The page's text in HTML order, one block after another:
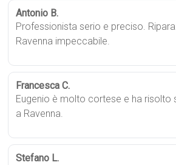
Antonio B.
Professionista serio e preciso.
Ravenna impeccabile.
Francesca C.
Eugenio è molto cortese e ha risolto
a Ravenna.
Stefano L.